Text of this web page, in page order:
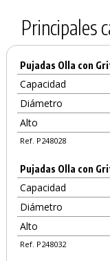
Principales
Pujadas Olla con
Capacidad
Diámetro
Alto
Ref. P248028
Pujadas Olla con
Capacidad
Diámetro
Alto
Ref. P248032